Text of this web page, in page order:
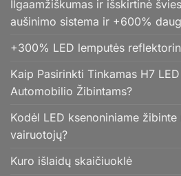
Ilgaamžiškumas ir išskirtinė
aušinimo sistema ir +600%
+300% LED lemputės
Kaip Pasirinkti Tinkamas H7
Automobilio Žibintams?
Kodėl LED ksenoniniame
vairuotojų?
Kuro išlaidų skaičiuoklė